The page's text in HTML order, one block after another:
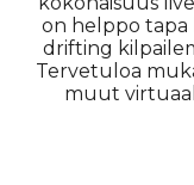
on helppo tapa
drifting
Tervetuloa
muut